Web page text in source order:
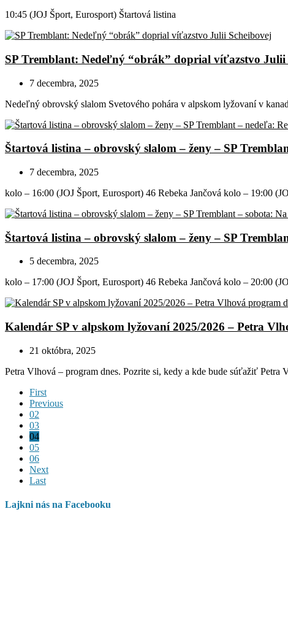
10:45 (JOJ Šport, Eurosport) Štartová listina
SP Tremblant: Nedeľný “obrák” doprial víťazstvo Julii
7 decembra, 2025
Nedeľný obrovský slalom Svetového pohára v alpskom lyžovaní v
Štartová listina – obrovský slalom – ženy – SP
7 decembra, 2025
kolo – 16:00 (JOJ Šport, Eurosport) 46 Rebeka Jančová kolo – 19:00
Štartová listina – obrovský slalom – ženy – SP
5 decembra, 2025
kolo – 17:00 (JOJ Šport, Eurosport) 46 Rebeka Jančová kolo – 20:00
Kalendár SP v alpskom lyžovaní 2025/2026 – Petra
21 októbra, 2025
Petra Vlhová – program dnes. Pozrite si, kedy a kde bude súťažiť Petra
First
Previous
02
03
04
05
06
Next
Last
Lajkni nás na Facebooku